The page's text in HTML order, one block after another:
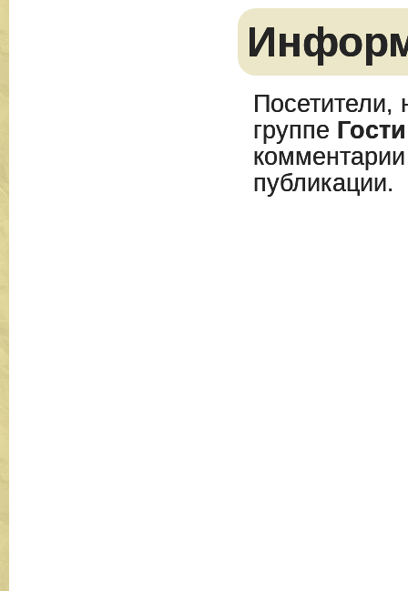
Посетители,
группе Гости
публикации.